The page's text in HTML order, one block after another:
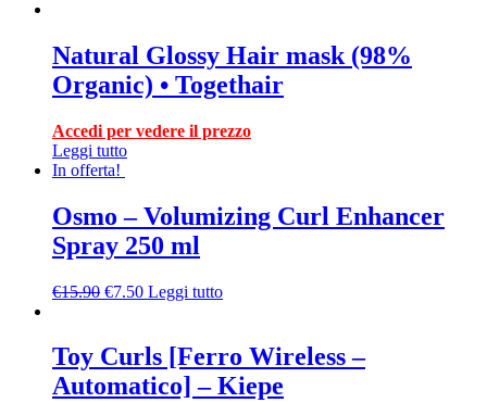
Natural Glossy Hair mask (98%
Organic) • Togethair
Accedi per vedere il prezzo
Leggi tutto
In offerta!
Osmo – Volumizing Curl Enhancer
Spray 250 ml
€15.90 €7.50 Leggi tutto
Toy Curls [Ferro Wireless –
Automatico] – Kiepe